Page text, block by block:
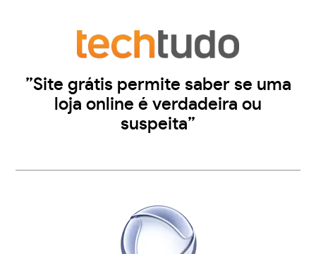
”Site grátis permite saber se uma
loja online é verdadeira ou
suspeita”